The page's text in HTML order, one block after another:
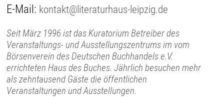
E-Mail: kontakt@literaturhaus-leipzig.de
Seit März 1996 ist das Kuratorium Betreiber des
Veranstaltungs- und Ausstellungszentrums im vom
Börsenverein des Deutschen Buchhandels e.V.
errichteten Haus des Buches. Jährlich besuchen mehr
als zehntausend Gäste die öffentlichen
Veranstaltungen und Ausstellungen.